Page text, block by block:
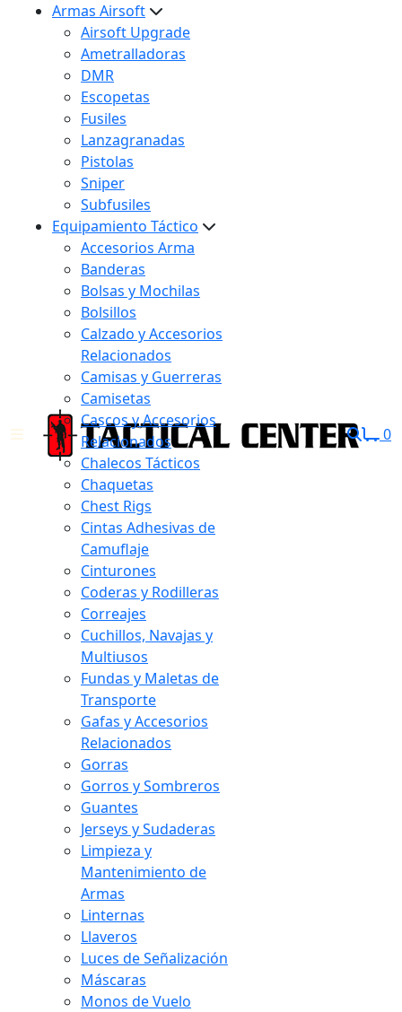
Armas Airsoft
Airsoft Upgrade
Ametralladoras
DMR
Escopetas
Fusiles
Lanzagranadas
Pistolas
Sniper
Subfusiles
Equipamiento Táctico
Accesorios Arma
Banderas
Bolsas y Mochilas
Bolsillos
Calzado y Accesorios
Relacionados
Camisas y Guerreras
Camisetas
Cascos y Accesorios
Relacionados
Chalecos Tácticos
Chaquetas
Chest Rigs
Cintas Adhesivas de
Camuflaje
Cinturones
Coderas y Rodilleras
Correajes
Cuchillos, Navajas y
Multiusos
Fundas y Maletas de
Transporte
Gafas y Accesorios
Relacionados
Gorras
Gorros y Sombreros
Guantes
Jerseys y Sudaderas
Limpieza y
Mantenimiento de
Armas
Linternas
Llaveros
Luces de Señalización
Máscaras
Monos de Vuelo
0